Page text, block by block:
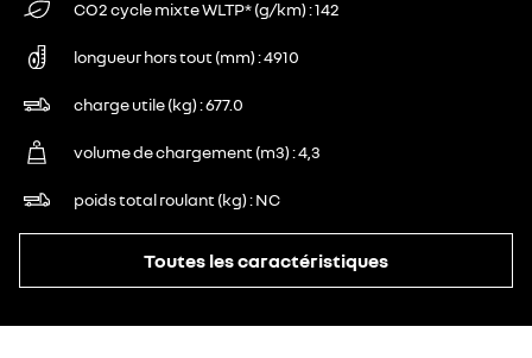
CO2 cycle mixte WLTP* (g/km) 142
longueur hors tout (mm) 4910
charge utile (kg) 677.0
volume de chargement (m3) 4,3
poids total roulant (kg) NC
Toutes les caractéristiques